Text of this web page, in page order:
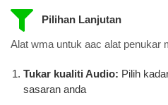
Pilihan Lanjutan
Alat wma untuk aac alat penukar
Tukar kualiti Audio: Pilih
​​sasaran anda